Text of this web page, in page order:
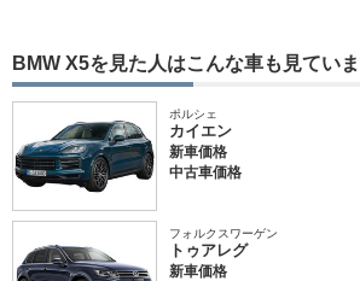
BMW X5を見た人はこんな車も見てい
ポルシェ
カイエン
新車価格
中古車価格
フォルクスワーゲン
トゥアレグ
新車価格